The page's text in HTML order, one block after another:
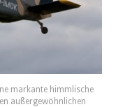
markante himmlische
außergewöhnlichen